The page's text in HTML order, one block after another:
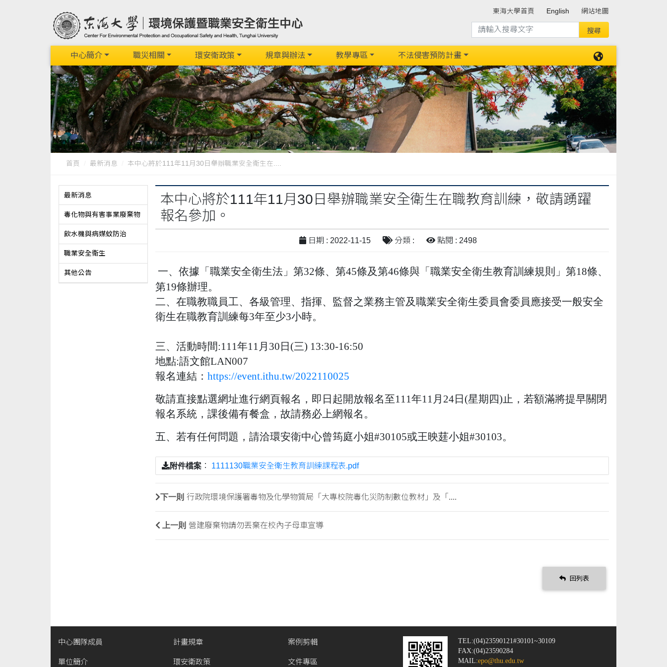
東海大學首頁 English 網站地圖
中心簡介 職災相關 環安衛政策 規章與辦法 教學專區 不法侵害預防計畫
首頁 最新消息 本中心將於111年11月30日舉辦職業安全衛生在....
最新消息
毒化物與有害事業廢棄物
飲水機與病媒蚊防治
職業安全衛生
其他公告
本中心將於111年11月30日舉辦職業安全衛生在職教育訓練，敬請踴躍
報名參加。
日期 : 2022-11-15 分類 : 點閱 : 2498
一、依據「職業安全衛生法」第32條、第45條及第46條與「職業安全衛生教育訓練規則」第18條、
第19條辦理。
二、在職教職員工、各級管理、指揮、監督之業務主管及職業安全衛生委員會委員應接受一般安全
衛生在職教育訓練每3年至少3小時。
三、活動時間:111年11月 30 日 (三) 13:30-16:50
地點:語文館LAN007
報名連結： https://event.ithu.tw/2022110025
敬請直接點選網址進行網頁報名，即日起開放報名至111年11月 24日 (星期四)止，若額滿將提早關閉
報名系統，課後備有餐盒，故請務必上網報名。
五、若有任何問題，請洽環安衛中心曾筠庭小姐#30105或王映莛小姐#30103。
附件檔案 ： 1111130職業安全衛生教育訓練課程表.pdf
下一則 行政院環境保護署毒物及化學物質局「大專校院毒化災防制數位教材」及「....
上一則 營建廢棄物請勿丟棄在校內子母車宣導
回列表
中心團隊成員
單位簡介
計畫規章
環安衛政策
案例剪輯
文件專區
TEL:(04)23590121#30101~30109
FAX:(04)23590284
MAIL:epo@thu.edu.tw